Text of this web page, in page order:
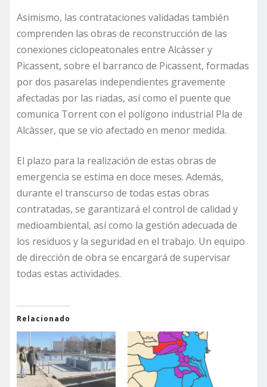
Asimismo, las contrataciones validadas también
comprenden las obras de reconstrucción de las
conexiones ciclopeatonales entre Alcàsser y
Picassent, sobre el barranco de Picassent, formadas
por dos pasarelas independientes gravemente
afectadas por las riadas, así como el puente que
comunica Torrent con el polígono industrial Pla de
Alcàsser, que se vio afectado en menor medida.
El plazo para la realización de estas obras de
emergencia se estima en doce meses. Además,
durante el transcurso de todas estas obras
contratadas, se garantizará el control de calidad y
medioambiental, así como la gestión adecuada de
los residuos y la seguridad en el trabajo. Un equipo
de dirección de obra se encargará de supervisar
todas estas actividades.
Relacionado